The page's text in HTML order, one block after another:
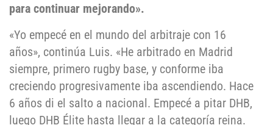
para continuar mejorando».
«Yo empecé en el mundo del arbitraje con 16
años», continúa Luis. «He arbitrado en Madrid
siempre, primero rugby base, y conforme iba
creciendo progresivamente iba ascendiendo. Hace
6 años di el salto a nacional. Empecé a pitar DHB,
luego DHB Élite hasta llegar a la categoría reina.